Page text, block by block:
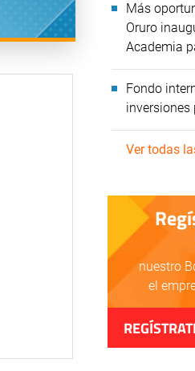
Más
Oruro
Academia
Fondo
Ver todas
nuestro
el